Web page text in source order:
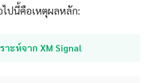
ปนี้คือเหตุผลหลัก:
าะห์จาก XM Signal